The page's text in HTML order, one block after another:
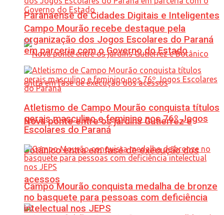
Paranaense de Cidades Digitais e Inteligentes
Nova ponte entre os jardins Gutierrez e
Botânico entra em fase de execução dos
acessos
Campo Mourão recebe destaque pela
organização dos Jogos Escolares do Paraná
em parceria com o Governo do Estado
Atletismo de Campo Mourão conquista títulos
gerais masculino e feminino nos 76º Jogos
Escolares do Paraná
Campo Mourão conquista medalha de bronze
no basquete para pessoas com deficiência
intelectual nos JEPS